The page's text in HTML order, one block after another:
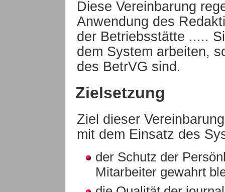
Diese Vereinbarung
Anwendung des
der Betriebsstätte .....
dem System arbeiten,
des BetrVG sind.
Zielsetzung
Ziel dieser
mit dem Einsatz des
der Schutz der
Mitarbeiter gewahrt